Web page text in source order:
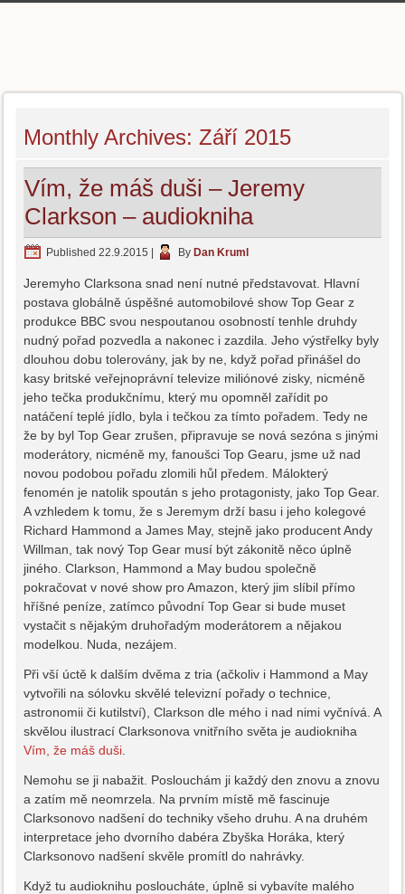
Monthly Archives:Září 2015
Vím, že máš duši – Jeremy
Clarkson – audiokniha
Published 22.9.2015 By Dan Kruml
Jeremyho Clarksona snad není nutné představovat. Hlavní
postava globálně úspěšné automobilové show Top Gear z
produkce BBC svou nespoutanou osobností tenhle druhdy
nudný pořad pozvedla a nakonec i zazdila. Jeho výstřelky byly
dlouhou dobu tolerovány, jak by ne, když pořad přinášel do
kasy britské veřejnoprávní televize miliónové zisky, nicméně
jeho tečka produkčnímu, který mu opomněl zařídit po
natáčení teplé jídlo, byla i tečkou za tímto pořadem. Tedy ne
že by byl Top Gear zrušen, připravuje se nová sezóna s jinými
moderátory, nicméně my, fanoušci Top Gearu, jsme už nad
novou podobou pořadu zlomili hůl předem. Málokterý
fenomén je natolik spoután s jeho protagonisty, jako Top Gear.
A vzhledem k tomu, že s Jeremym drží basu i jeho kolegové
Richard Hammond a James May, stejně jako producent Andy
Willman, tak nový Top Gear musí být zákonitě něco úplně
jiného. Clarkson, Hammond a May budou společně
pokračovat v nové show pro Amazon, který jim slíbil přímo
hříšné peníze, zatímco původní Top Gear si bude muset
vystačit s nějakým druhořadým moderátorem a nějakou
modelkou. Nuda, nezájem.
Při vší úctě k dalším dvěma z tria (ačkoliv i Hammond a May
vytvořili na sólovku skvělé televizní pořady o technice,
astronomii či kutilství), Clarkson dle mého i nad nimi vyčnívá. A
skvělou ilustrací Clarksonova vnitřního světa je audiokniha
Vím, že máš duši
Nemohu se ji nabažit. Poslouchám ji každý den znovu a znovu
a zatím mě neomrzela. Na prvním místě mě fascinuje
Clarksonovo nadšení do techniky všeho druhu. A na druhém
interpretace jeho dvorního dabéra Zbyška Horáka, který
Clarksonovo nadšení skvěle promítl do nahrávky.
Když tu audioknihu posloucháte, úplně si vybavíte malého